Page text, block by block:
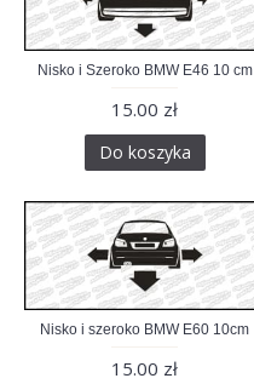
Nisko i Szeroko BMW E46 10 cm
15.00 zł
Do koszyka
Nisko i szeroko BMW E60 10cm
15.00 zł